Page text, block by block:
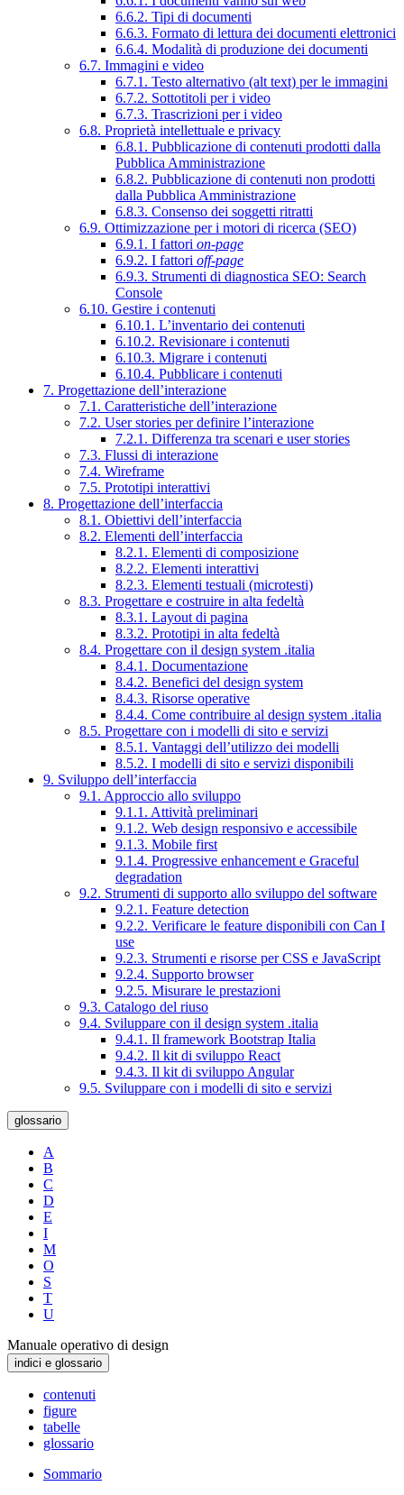
6.6.2. Tipi di documenti
6.6.3. Formato di lettura dei documenti elettronici
6.6.4. Modalità di produzione dei documenti
6.7. Immagini e video
6.7.1. Testo alternativo (alt text) per le immagini
6.7.2. Sottotitoli per i video
6.7.3. Trascrizioni per i video
6.8. Proprietà intellettuale e privacy
6.8.1. Pubblicazione di contenuti prodotti dalla
Pubblica Amministrazione
6.8.2. Pubblicazione di contenuti non prodotti
dalla Pubblica Amministrazione
6.8.3. Consenso dei soggetti ritratti
6.9. Ottimizzazione per i motori di ricerca (SEO)
6.9.1. I fattori on-page
6.9.2. I fattori off-page
6.9.3. Strumenti di diagnostica SEO: Search
Console
6.10. Gestire i contenuti
6.10.1. L’inventario dei contenuti
6.10.2. Revisionare i contenuti
6.10.3. Migrare i contenuti
6.10.4. Pubblicare i contenuti
7. Progettazione dell’interazione
7.1. Caratteristiche dell’interazione
7.2. User stories per definire l’interazione
7.2.1. Differenza tra scenari e user stories
7.3. Flussi di interazione
7.4. Wireframe
7.5. Prototipi interattivi
8. Progettazione dell’interfaccia
8.1. Obiettivi dell’interfaccia
8.2. Elementi dell’interfaccia
8.2.1. Elementi di composizione
8.2.2. Elementi interattivi
8.2.3. Elementi testuali (microtesti)
8.3. Progettare e costruire in alta fedeltà
8.3.1. Layout di pagina
8.3.2. Prototipi in alta fedeltà
8.4. Progettare con il design system .italia
8.4.1. Documentazione
8.4.2. Benefici del design system
8.4.3. Risorse operative
8.4.4. Come contribuire al design system .italia
8.5. Progettare con i modelli di sito e servizi
8.5.1. Vantaggi dell’utilizzo dei modelli
8.5.2. I modelli di sito e servizi disponibili
9. Sviluppo dell’interfaccia
9.1. Approccio allo sviluppo
9.1.1. Attività preliminari
9.1.2. Web design responsivo e accessibile
9.1.3. Mobile first
9.1.4. Progressive enhancement e Graceful
degradation
9.2. Strumenti di supporto allo sviluppo del software
9.2.1. Feature detection
9.2.2. Verificare le feature disponibili con Can I
use
9.2.3. Strumenti e risorse per CSS e JavaScript
9.2.4. Supporto browser
9.2.5. Misurare le prestazioni
9.3. Catalogo del riuso
9.4. Sviluppare con il design system .italia
9.4.1. Il framework Bootstrap Italia
9.4.2. Il kit di sviluppo React
9.4.3. Il kit di sviluppo Angular
9.5. Sviluppare con i modelli di sito e servizi
glossario
A
B
C
D
E
I
M
O
S
T
U
Manuale operativo di design
indici e glossario
contenuti
figure
tabelle
glossario
Sommario